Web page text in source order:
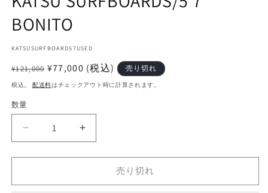
BONITO
SKU:
KATSUSURFBOARD57USED
通
常
格
¥121,000 セ
ー
価
格
¥77,000 (税込) 売り切れ
税込。 配送料はチェックアウト時に計算されます。
数量
KATSU
SURFBOARDS/5&#39;7&quot;
BONITO
数
KATSU
SURFBOARDS/5&#39;7&quot;
BONITO
数
売り切れ